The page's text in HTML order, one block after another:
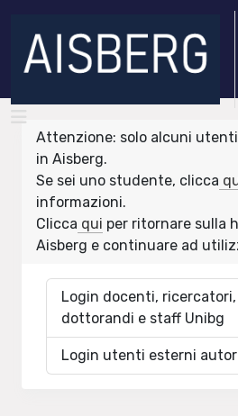
Attenzione: solo alcuni
in Aisberg.
Se sei uno studente, clicca
informazioni.
Clicca qui per ritornare sulla
Aisberg e continuare ad
Login docenti,
dottorandi e staff Unibg
Login utenti esterni